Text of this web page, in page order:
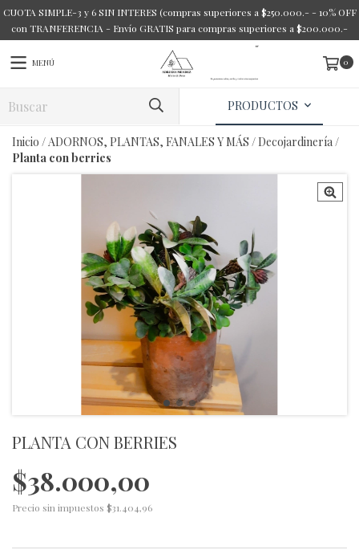
CUOTA SIMPLE-3 y 6 SIN INTERES (compras superiores a $250.000.- - 10% OFF
con TRANFERENCIA - Envío GRATIS para compras superiores a $200.000.-
MENÚ 0
PRODUCTOS
Inicio / ADORNOS, PLANTAS, FANALES Y MÁS / Decojardinería /
Planta con berries
PLANTA CON BERRIES
$38.000,00
Precio sin impuestos $31.404,96